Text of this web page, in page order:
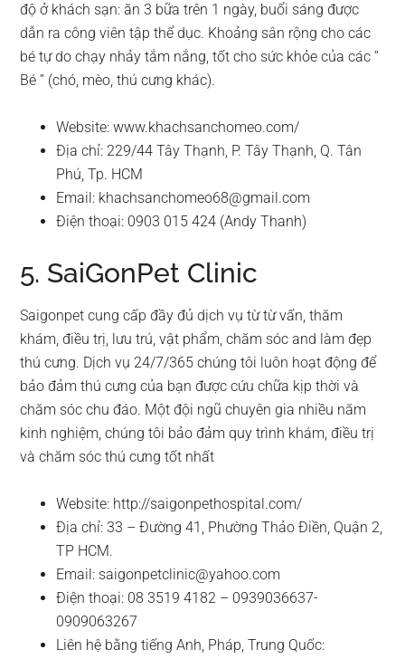
độ ở khách sạn: ăn 3 bữa trên 1 ngày, buổi sáng được
dẫn ra công viên tập thể dục. Khoảng sân rộng cho các
bé tự do chạy nhảy tắm nắng, tốt cho sức khỏe của các ”
Bé ” (chó, mèo, thú cưng khác).
Website: www.khachsanchomeo.com/
Địa chỉ: 229/44 Tây Thạnh, P. Tây Thạnh, Q. Tân
Phú, Tp. HCM
Email: khachsanchomeo68@gmail.com
Điện thoại: 0903 015 424 (Andy Thanh)
5. SaiGonPet Clinic
Saigonpet cung cấp đầy đủ dịch vụ từ từ vấn, thăm
khám, điều trị, lưu trú, vật phẩm, chăm sóc and làm đẹp
thú cưng. Dịch vụ 24/7/365 chúng tôi luôn hoạt động để
bảo đảm thú cưng của bạn được cứu chữa kịp thời và
chăm sóc chu đáo. Một đội ngũ chuyên gia nhiều năm
kinh nghiệm, chúng tôi bảo đảm quy trình khám, điều trị
và chăm sóc thú cưng tốt nhất
Website: http://saigonpethospital.com/
Địa chỉ: 33 – Đường 41, Phường Thảo Điền, Quận 2,
TP HCM.
Email: saigonpetclinic@yahoo.com
Điện thoại: 08 3519 4182 – 0939036637-
0909063267
Liên hệ bằng tiếng Anh, Pháp, Trung Quốc: